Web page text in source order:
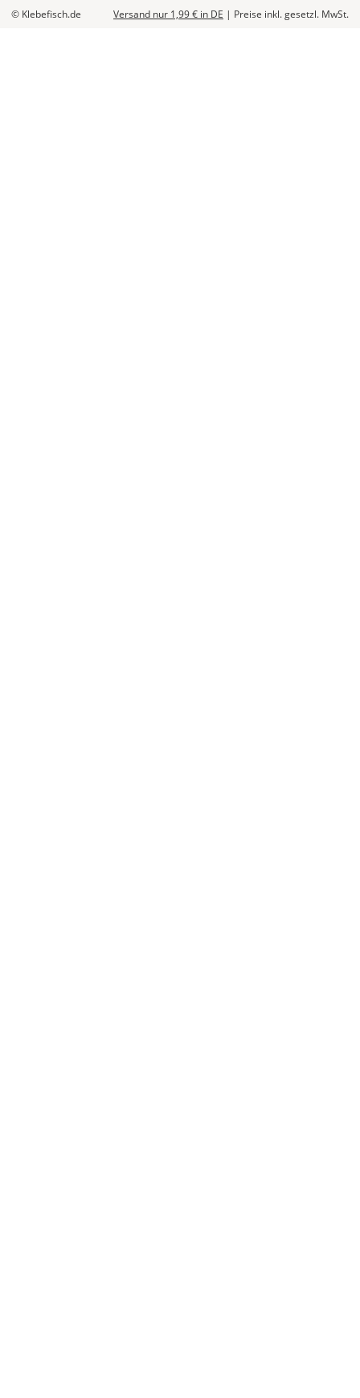
© Klebefisch.de Versand nur 1,99 € in DE | Preise inkl. gesetzl. MwSt.